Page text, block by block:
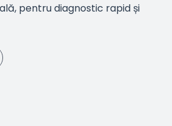
pentru diagnostic rapid și